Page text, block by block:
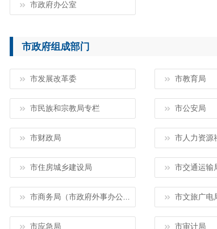
市政府办公室
市政府组成部门
市发展改革委 市教育局
市民族和宗教局专栏 市公安局
市财政局 市人力资源
市住房城乡建设局 市交通运输
市商务局（市政府外事办公室）专栏 市文旅广电
市应急局 市审计局